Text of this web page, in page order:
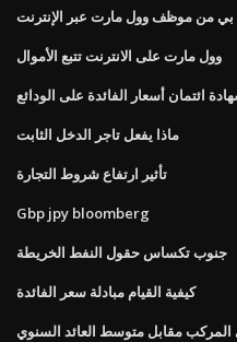
من موظف وول مارت عبر الإنترنت
وول مارت على الانترنت تتبع الأموال
ائتمان أسعار الفائدة على الودائع
ماذا يفعل تاجر الدخل الثابت
تأثير ارتفاع شروط التجارة
Gbp jpy bloomberg
جنوب تكساس حقول النفط الخريطة
كيفية القيام مبادلة سعر الفائدة
المركب مقابل متوسط ​​العائد السنوي